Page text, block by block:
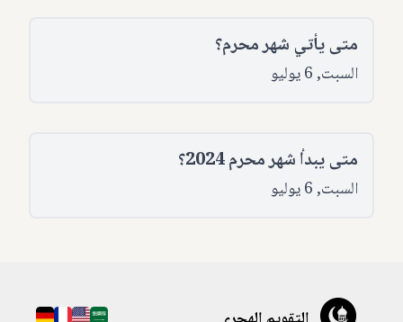
متى يأتي شهر محرم؟
السبت, 6 يوليو
متى يبدأ شهر محرم 2024؟
السبت, 6 يوليو